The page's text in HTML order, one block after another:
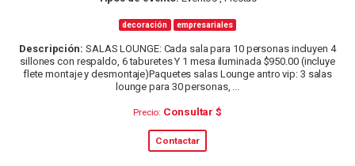
decoración empresariales
Descripción: SALAS LOUNGE: Cada sala para 10 personas incluyen 4
sillones con respaldo, 6 taburetes Y 1 mesa iluminada $950.00 (incluye
flete montaje y desmontaje)​ Paquetes salas Lounge antro vip: 3 salas
lounge para 30 personas, ...
Precio: Consultar $
Contactar